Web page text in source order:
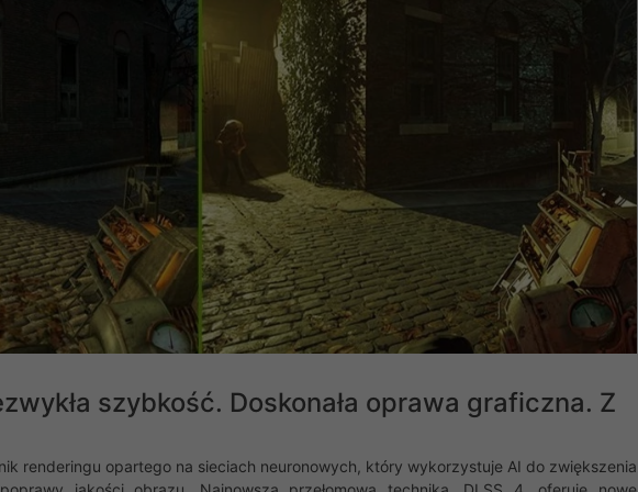
szybkość. Doskonała oprawa graficzna. Z
renderingu opartego na sieciach neuronowych, który wykorzystuje AI do zwiększenia